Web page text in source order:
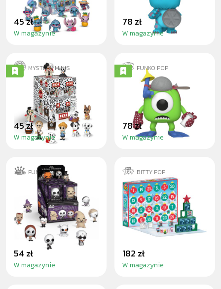
45 zł
W magazynie
78 zł
W magazynie
MYSTERY MINIS
101 DALMATIANS -
BLINDBOX
45 zł
W magazynie
FUNKO POP
MIKE WITH MITTS
78 zł
W magazynie
FUNKO MINIS
THE NIGHTMARE
BEFORE
CHRISTMAS -
MINIS
54 zł
W magazynie
BITTY POP
BITTY POP!
STITCH HOLIDAY
KALENDÁŘ
182 zł
W magazynie